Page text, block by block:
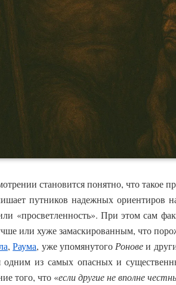
становится понятно, что такое
путников надежных ориентиров
«просветленность». При этом сам
или хуже замаскированным, что
,Раума, уже упомянутогоРоновеи
одним из самых опасных и
того, что «если другие не вполне